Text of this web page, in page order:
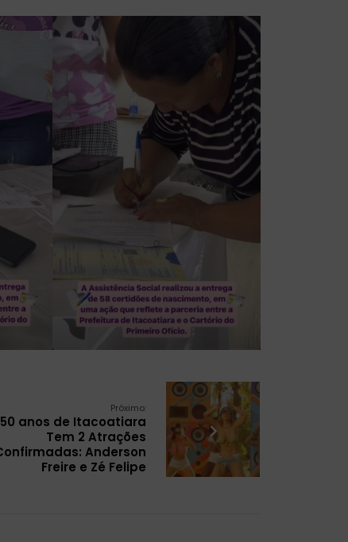
Próximo:
anos de Itacoatiara
Tem 2 Atrações
Anderson
Freire e Zé Felipe